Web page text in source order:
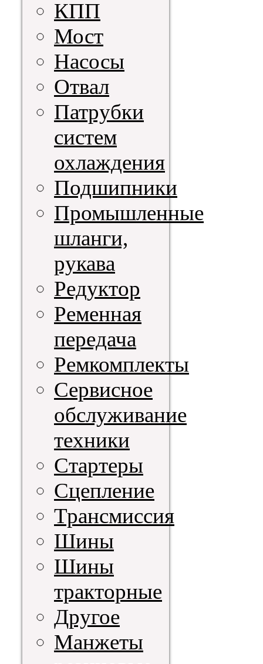
КПП
Мост
Насосы
Отвал
Патрубки
систем
охлаждения
Подшипники
Промышленные
шланги,
рукава
Редуктор
Ременная
передача
Ремкомплекты
Сервисное
обслуживание
техники
Стартеры
Сцепление
Трансмиссия
Шины
Шины
тракторные
Другое
Манжеты